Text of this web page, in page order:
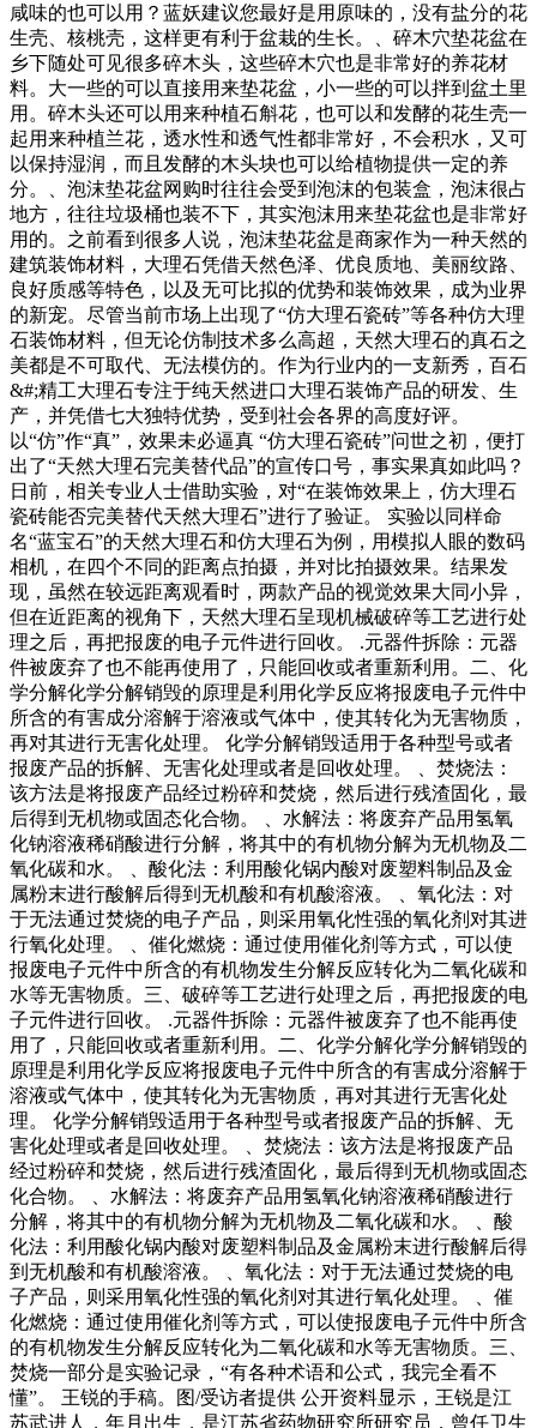
咸味的也可以用？蓝妖建议您最好是用原味的，没有盐分的花
生壳、核桃壳，这样更有利于盆栽的生长。、碎木穴垫花盆在
乡下随处可见很多碎木头，这些碎木穴也是非常好的养花材
料。大一些的可以直接用来垫花盆，小一些的可以拌到盆土里
用。碎木头还可以用来种植石斛花，也可以和发酵的花生壳一
起用来种植兰花，透水性和透气性都非常好，不会积水，又可
以保持湿润，而且发酵的木头块也可以给植物提供一定的养
分。、泡沫垫花盆网购时往往会受到泡沫的包装盒，泡沫很占
地方，往往垃圾桶也装不下，其实泡沫用来垫花盆也是非常好
用的。之前看到很多人说，泡沫垫花盆是商家作为一种天然的
建筑装饰材料，大理石凭借天然色泽、优良质地、美丽纹路、
良好质感等特色，以及无可比拟的优势和装饰效果，成为业界
的新宠。尽管当前市场上出现了“仿大理石瓷砖”等各种仿大理
石装饰材料，但无论仿制技术多么高超，天然大理石的真石之
美都是不可取代、无法模仿的。作为行业内的一支新秀，百石
&#;精工大理石专注于纯天然进口大理石装饰产品的研发、生
产，并凭借七大独特优势，受到社会各界的高度好评。
以“仿”作“真”，效果未必逼真 “仿大理石瓷砖”问世之初，便打
出了“天然大理石完美替代品”的宣传口号，事实果真如此吗？
日前，相关专业人士借助实验，对“在装饰效果上，仿大理石
瓷砖能否完美替代天然大理石”进行了验证。 实验以同样命
名“蓝宝石”的天然大理石和仿大理石为例，用模拟人眼的数码
相机，在四个不同的距离点拍摄，并对比拍摄效果。结果发
现，虽然在较远距离观看时，两款产品的视觉效果大同小异，
但在近距离的视角下，天然大理石呈现机械破碎等工艺进行处
理之后，再把报废的电子元件进行回收。 .元器件拆除：元器
件被废弃了也不能再使用了，只能回收或者重新利用。二、化
学分解化学分解销毁的原理是利用化学反应将报废电子元件中
所含的有害成分溶解于溶液或气体中，使其转化为无害物质，
再对其进行无害化处理。 化学分解销毁适用于各种型号或者
报废产品的拆解、无害化处理或者是回收处理。 、焚烧法：
该方法是将报废产品经过粉碎和焚烧，然后进行残渣固化，最
后得到无机物或固态化合物。 、水解法：将废弃产品用氢氧
化钠溶液稀硝酸进行分解，将其中的有机物分解为无机物及二
氧化碳和水。 、酸化法：利用酸化锅内酸对废塑料制品及金
属粉末进行酸解后得到无机酸和有机酸溶液。 、氧化法：对
于无法通过焚烧的电子产品，则采用氧化性强的氧化剂对其进
行氧化处理。 、催化燃烧：通过使用催化剂等方式，可以使
报废电子元件中所含的有机物发生分解反应转化为二氧化碳和
水等无害物质。三、破碎等工艺进行处理之后，再把报废的电
子元件进行回收。 .元器件拆除：元器件被废弃了也不能再使
用了，只能回收或者重新利用。二、化学分解化学分解销毁的
原理是利用化学反应将报废电子元件中所含的有害成分溶解于
溶液或气体中，使其转化为无害物质，再对其进行无害化处
理。 化学分解销毁适用于各种型号或者报废产品的拆解、无
害化处理或者是回收处理。 、焚烧法：该方法是将报废产品
经过粉碎和焚烧，然后进行残渣固化，最后得到无机物或固态
化合物。 、水解法：将废弃产品用氢氧化钠溶液稀硝酸进行
分解，将其中的有机物分解为无机物及二氧化碳和水。 、酸
化法：利用酸化锅内酸对废塑料制品及金属粉末进行酸解后得
到无机酸和有机酸溶液。 、氧化法：对于无法通过焚烧的电
子产品，则采用氧化性强的氧化剂对其进行氧化处理。 、催
化燃烧：通过使用催化剂等方式，可以使报废电子元件中所含
的有机物发生分解反应转化为二氧化碳和水等无害物质。三、
焚烧一部分是实验记录，“有各种术语和公式，我完全看不
懂”。 王锐的手稿。图/受访者提供 公开资料显示，王锐是江
苏武进人，年月出生，是江苏省药物研究所研究员，曾任卫生